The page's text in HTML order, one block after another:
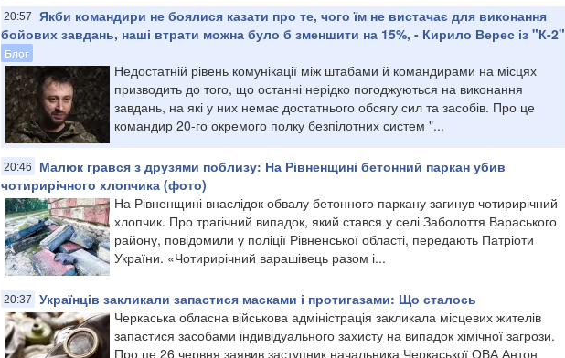
20:57
Якби командири не боялися казати про те, чого їм не вистачає для виконання
бойових завдань, наші втрати можна було б зменшити на 15%, - Кирило Верес із "К-2"
Блог
Недостатній рівень комунікації між штабами й командирами на місцях
призводить до того, що останні нерідко погоджуються на виконання
завдань, на які у них немає достатнього обсягу сил та засобів. Про це
командир 20-го окремого полку безпілотних систем "...
20:46
Малюк грався з друзями поблизу: На Рівненщині бетонний паркан убив
чотирирічного хлопчика (фото)
На Рівненщині внаслідок обвалу бетонного паркану загинув чотирирічний
хлопчик. Про трагічний випадок, який стався у селі Заболоття Вараського
району, повідомили у поліції Рівненської області, передають Патріоти
України. «Чотирирічний варашівець разом і...
20:37
Українців закликали запастися масками і протигазами: Що сталось
Черкаська обласна військова адміністрація закликала місцевих жителів
запастися засобами індивідуального захисту на випадок хімічної загрози.
Про це 26 червня заявив заступник начальника Черкаської ОВА Антон